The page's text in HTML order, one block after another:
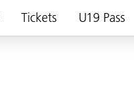
Tickets U19 Pass